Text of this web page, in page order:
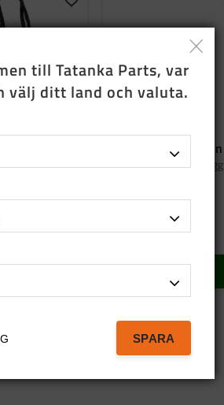
i svart bomull
Lägg till i favoriter
KÖP
Emaljmugg grön
Graverad emaljmugg
159SEK
KÖP
till Tatanka Parts, var
välj ditt land och valuta.
SPARA